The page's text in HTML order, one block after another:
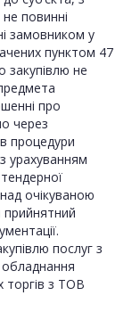
повинні
замовником у
пунктом 47
закупівлю не
про
через
процедури
урахуванням
очікуваною
прийнятний
послуг з
обладнання
торгів з ТОВ